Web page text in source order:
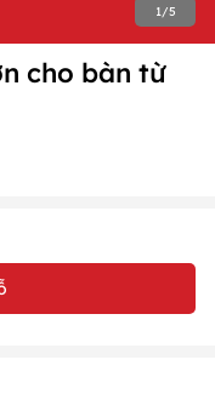
1/5
cho bàn từ